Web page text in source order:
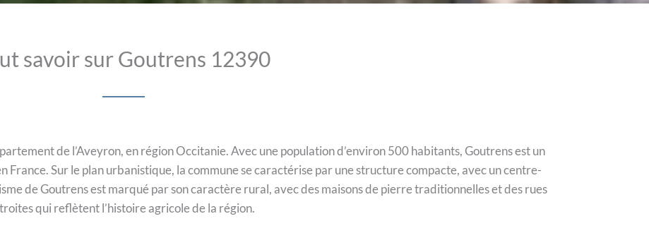
savoir sur Goutrens 12390
de l’Aveyron, en région Occitanie. Avec une population d’environ 500 habitants, Goutrens est un
Sur le plan urbanistique, la commune se caractérise par une structure compacte, avec un centre-
de Goutrens est marqué par son caractère rural, avec des maisons de pierre traditionnelles et des rues
qui reflètent l’histoire agricole de la région.